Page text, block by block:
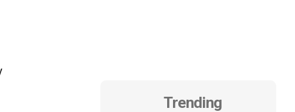
Trending